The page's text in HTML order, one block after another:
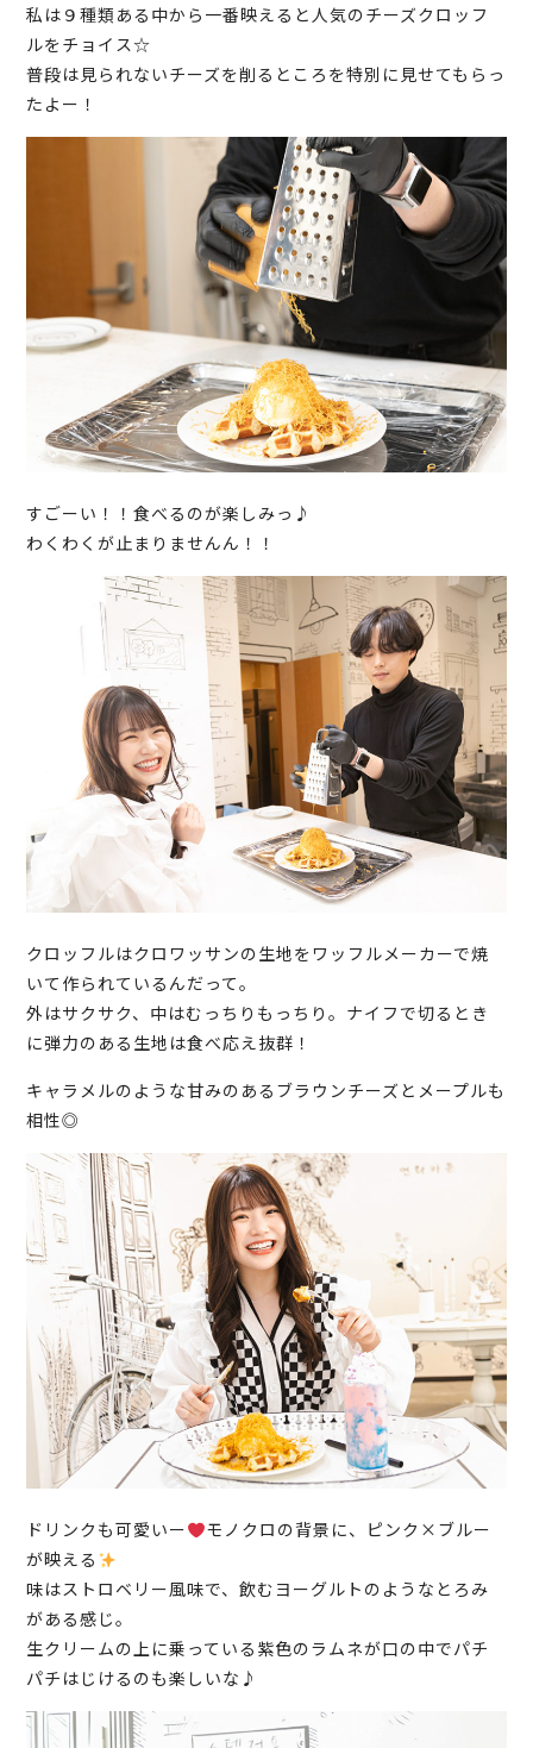
私は９種類ある中から一番映えると人気のチーズクロッフ
ルをチョイス☆
普段は見られないチーズを削るところを特別に見せてもらっ
たよー！
すごーい！！食べるのが楽しみっ♪
わくわくが止まりませんん！！
クロッフルはクロワッサンの生地をワッフルメーカーで焼
いて作られているんだって。
外はサクサク、中はむっちりもっちり。ナイフで切るとき
に弾力のある生地は食べ応え抜群！
キャラメルのような甘みのあるブラウンチーズとメープルも
相性◎
ドリンクも可愛いー
モノクロの背景に、ピンク×ブルー
が映える
味はストロベリー風味で、飲むヨーグルトのようなとろみ
がある感じ。
生クリームの上に乗っている紫色のラムネが口の中でパチ
パチはじけるのも楽しいな♪